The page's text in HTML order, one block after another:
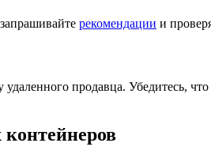
рекомендации и
продавца. Убедитесь,